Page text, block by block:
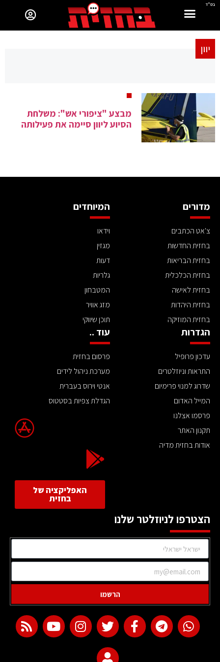
בס"ד
יוון
מבצע "ציפורי אש": משלחת
הסיוע ליוון סיימה את פעילותה
מדורים
צ'אט הכתבים
בחזית החדשות
בחזית הבריאות
בחזית הכלכלית
בחזית לאישה
בחזית היהדות
בחזית המוזיקה
המיוחדים
וידאו
מגזין
דעות
גלריות
המטבחון
מזג אוויר
תוכן שיווקי
הגדרות
עדכון פרופיל
התראות וניוזלטרים
שדרוג למנוי פרימיום
המייל האדום
פרסמו אצלנו
תקנון האתר
אודות בחזית מדיה
עוד ..
פרסום בחזית
מערכת ניהול לידים
אנטי וירוס בעברית
הגדלת צפיות בסטטוס
האפליקציה של
בחזית
הצטרפו לניוזלטר שלנו
הרשמו